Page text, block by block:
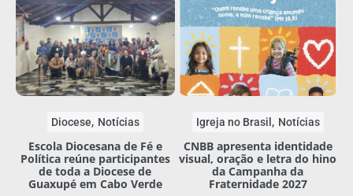
Diocese Notícias
Escola Diocesana de Fé e
Política reúne participantes
de toda a Diocese de
Guaxupé em Cabo Verde
Igreja no Brasil Notícias
CNBB apresenta identidade
visual, oração e letra do hino
da Campanha da
Fraternidade 2027